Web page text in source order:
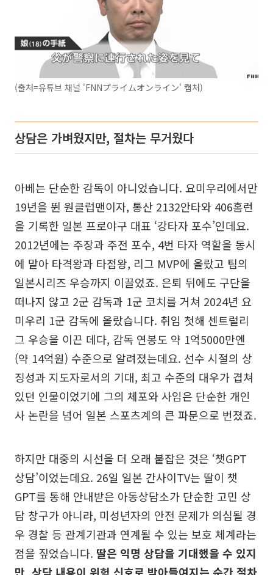
(출처=유튜브 채널 'FNNプライムオンライン' 캡처)
상담은 가벼웠지만, 절차는 무거웠다
아베는 단순한 감독이 아니었습니다. 요미우리에서만
19년을 뛴 원클럽맨이자, 통산 2132안타와 406홈런
을 기록한 일본 프로야구 대표 ‘강타자 포수’인데요.
2012년에는 주장과 주전 포수, 4번 타자 역할을 동시
에 맡아 타격왕과 타점왕, 리그 MVP에 올랐고 팀의
일본시리즈 우승까지 이끌었죠. 은퇴 뒤에도 구단을
떠나지 않고 2군 감독과 1군 코치를 거쳐 2024년 요
미우리 1군 감독에 올랐습니다. 취임 첫해 센트럴리
그 우승을 이끈 데다, 감독 연봉도 약 1억5000만엔
(약 14억원) 수준으로 알려졌는데요. 선수 시절의 상
징성과 지도자로서의 기대, 최고 수준의 대우가 겹쳐
있던 인물이었기에 그의 체포와 사임은 단순한 개인
사 논란을 넘어 일본 스포츠계의 큰 파문으로 번졌죠.
하지만 대중의 시선을 더 오래 붙잡은 것은 ‘챗GPT
상담’이었는데요. 26일 일본 간사이TV는 딸이 챗
GPT를 통해 안내받은 아동상담소가 단순한 고민 상
담 창구가 아니라, 미성년자의 안전 문제가 의심될 경
우 경찰 등 관계기관과 연계될 수 있는 보호 체계라는
점을 짚었습니다. 딸은 익명 상담을 기대했을 수 있지